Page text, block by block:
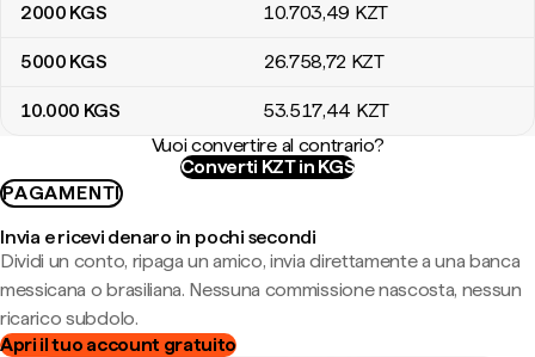
2000 KGS 10.703,49 KZT
5000 KGS 26.758,72 KZT
10.000 KGS 53.517,44 KZT
Vuoi convertire al contrario?
Converti KZT in KGS
PAGAMENTI
Invia e ricevi denaro in pochi secondi
Dividi un conto, ripaga un amico, invia direttamente a una banca
messicana o brasiliana. Nessuna commissione nascosta, nessun
ricarico subdolo.
Apri il tuo account gratuito